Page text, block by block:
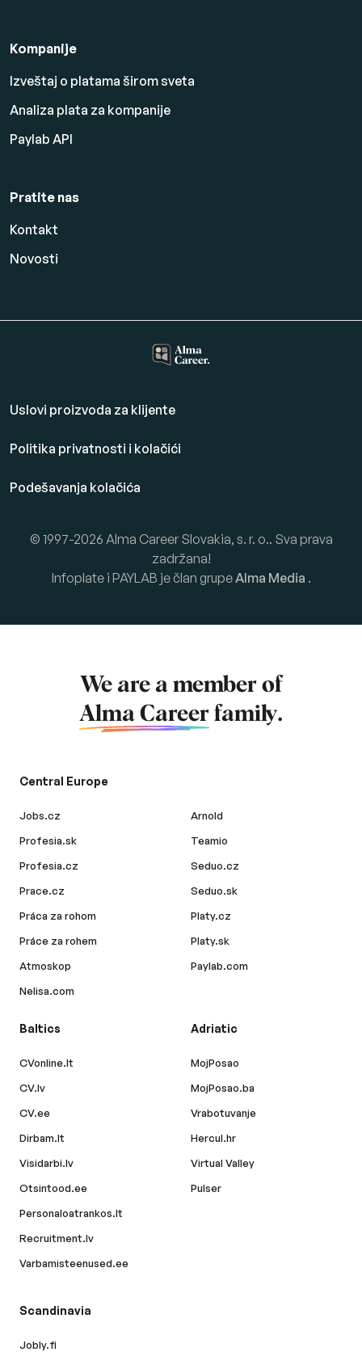
Kompanije
Izveštaj o platama širom sveta
Analiza plata za kompanije
Paylab API
Pratite nas
Kontakt
Novosti
Uslovi proizvoda za klijente
Politika privatnosti i kolačići
Podešavanja kolačića
© 1997-2026 Alma Career Slovakia, s. r. o.. Sva prava
zadržana!
Infoplate i PAYLAB je član grupeAlma Media .
We are a member of
Alma Career family.
Central Europe
Jobs.cz
Profesia.sk
Profesia.cz
Prace.cz
Práca za rohom
Práce za rohem
Atmoskop
Nelisa.com
Arnold
Teamio
Seduo.cz
Seduo.sk
Platy.cz
Platy.sk
Paylab.com
Baltics
CVonline.lt
CV.lv
CV.ee
Dirbam.lt
Visidarbi.lv
Otsintood.ee
Personaloatrankos.lt
Recruitment.lv
Varbamisteenused.ee
Adriatic
MojPosao
MojPosao.ba
Vrabotuvanje
Hercul.hr
Virtual Valley
Pulser
Scandinavia
Jobly.fi